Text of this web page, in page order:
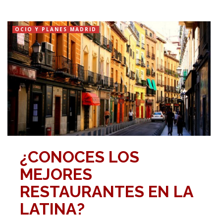
OCIO Y PLANES MADRID
¿CONOCES LOS
MEJORES
RESTAURANTES EN LA
LATINA?